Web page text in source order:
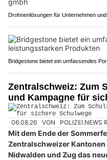
Drohnenlösungen für Unternehmen
Bridgestone bietet ein umfassendes
Zentralschweiz: Zum
und Kampagne für
06.08.26 VON POLIZEI.NEWS
Mit dem Ende der
Zentralschweizer
Nidwalden und Zug das